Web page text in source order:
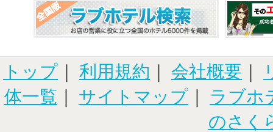
トップ ｜ 利用規約 ｜ 会社概要 ｜
体一覧 ｜ サイトマップ ｜ ラブホ
のさく